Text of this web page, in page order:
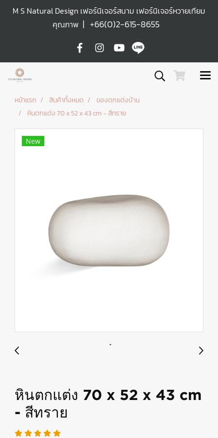
M S Natural Design เฟอร์นิเจอร์สนาม เฟอร์นิเจอร์หวายเทียม
คุณภาพ | +66(0)2-615-8655
หน้าแรก สินค้าทั้งหมด
ของตกแต่งบ้าน
หินตกแต่ง 70 x 52 x 43 cm - สีทราย
New
หินตกแต่ง 70 x 52 x 43 cm
- สีทราย